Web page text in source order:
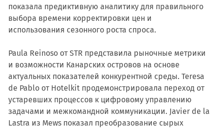
показала предиктивную аналитику для правильного
выбора времени корректировки цен и
использования сезонного роста спроса.
Paula Reinoso от STR представила рыночные метрики
и возможности Канарских островов на основе
актуальных показателей конкурентной среды. Teresa
de Pablo от Hotelkit продемонстрировала переход от
устаревших процессов к цифровому управлению
задачами и межкомандной коммуникации. Javier de la
Lastra из Mews показал преобразование сырых